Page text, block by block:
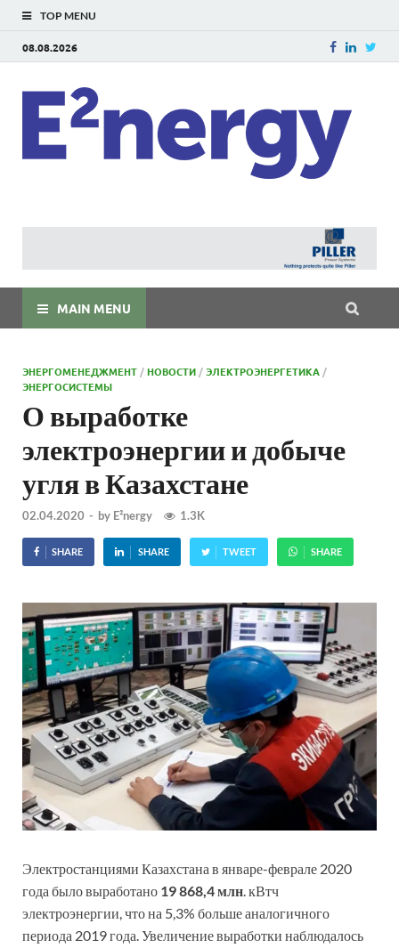
TOP MENU
08.08.2026
MAIN MENU
ЭНЕРГОМЕНЕДЖМЕНТ /НОВОСТИ /ЭЛЕКТРОЭНЕРГЕТИКА /
ЭНЕРГОСИСТЕМЫ
О выработке
электроэнергии и добыче
угля в Казахстане
02.04.2020 - by E²nergy 1.3K
SHARE SHARE TWEET SHARE
Электростанциями Казахстана в январе-феврале 2020
года было выработано 19 868,4 млн. кВтч
электроэнергии, что на 5,3% больше аналогичного
периода 2019 года. Увеличение выработки наблюдалось